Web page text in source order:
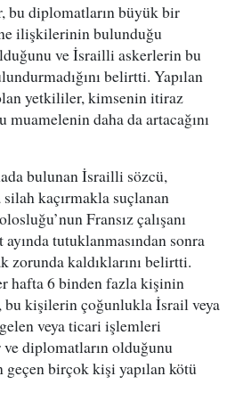
bu diplomatların büyük bir
ilişkilerinin bulunduğu
ve İsrailli askerlerin bu
belirtti. Yapılan
yetkililer, kimsenin itiraz
daha da artacağını
bulunan İsrailli sözcü,
silah kaçırmakla suçlanan
Fransız çalışanı
tutuklanmasından sonra
zorunda kaldıklarını belirtti.
hafta 6 binden fazla kişinin
kişilerin çoğunlukla İsrail veya
veya ticari işlemleri
diplomatların olduğunu
geçen birçok kişi yapılan kötü